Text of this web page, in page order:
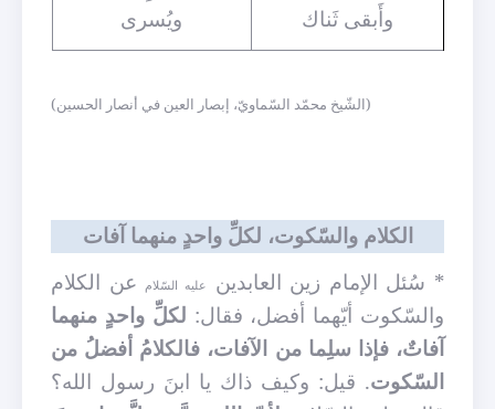
وأَبقى ثَناك
ويُسرى
(الشّيخ محمّد السّماويّ، إبصار العين في أنصار الحسين)
الكلام والسّكوت، لكلِّ واحدٍ منهما آفات
* سُئل الإمام زين العابدين
عليه السّلام
عن الكلام
والسّكوت أيّهما أفضل، فقال: لكلِّ واحدٍ منهما
آفاتٌ، فإذا سلِما من الآفات، فالكلامُ أفضلُ من
السّكوت. قيل: وكيف ذاك يا ابنَ رسول الله؟